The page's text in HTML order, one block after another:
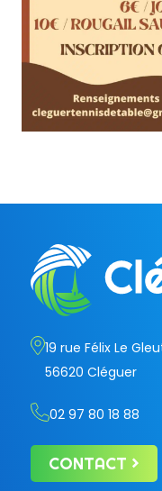
19 rue Félix Le
56620 Cléguer
02 97 80 18 88
CONTACT